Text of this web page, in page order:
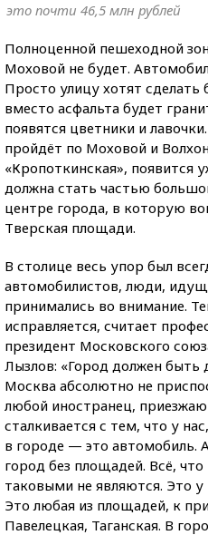
это почти 46,5 млн рублей
Полноценной пешеходной
Моховой не будет.
Просто улицу хотят сделать
вместо асфальта будет
появятся цветники и
пройдёт по Моховой и
«Кропоткинская», появится
должна стать частью
центре города, в которую
Тверская площади.
В столице весь упор был
автомобилистов, люди,
принимались во внимание.
исправляется, считает
президент Московского
Лызлов: «Город должен быть
Москва абсолютно не
любой иностранец,
сталкивается с тем, что у
в городе — это
город без площадей. Всё,
таковыми не являются. Это у
Это любая из площадей, к
Павелецкая, Таганская. В